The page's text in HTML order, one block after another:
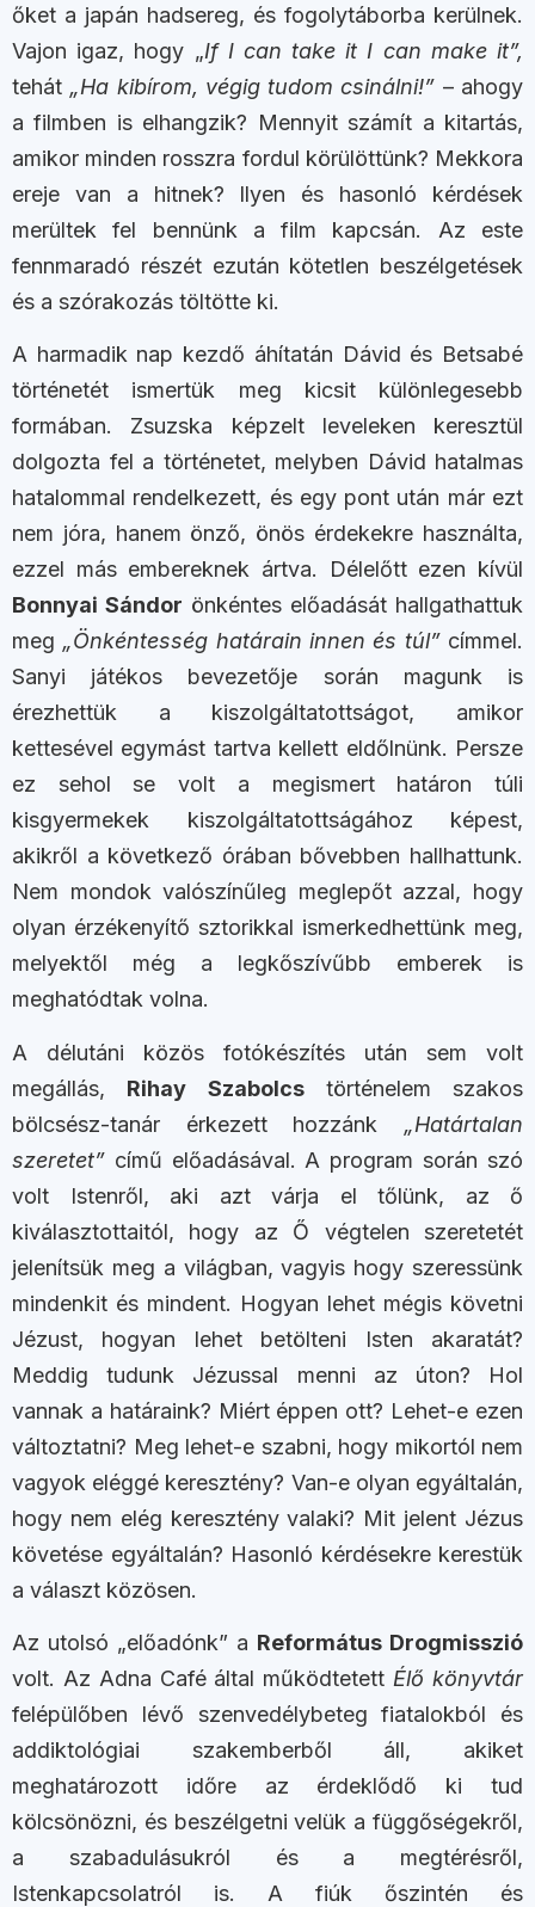
őket a japán hadsereg, és fogolytáborba kerülnek.
Vajon igaz, hogy „If I can take it I can make it”,
tehát „Ha kibírom, végig tudom csinálni!” – ahogy
a filmben is elhangzik? Mennyit számít a kitartás,
amikor minden rosszra fordul körülöttünk? Mekkora
ereje van a hitnek? Ilyen és hasonló kérdések
merültek fel bennünk a film kapcsán. Az este
fennmaradó részét ezután kötetlen beszélgetések
és a szórakozás töltötte ki.
A harmadik nap kezdő áhítatán Dávid és Betsabé
történetét ismertük meg kicsit különlegesebb
formában. Zsuzska képzelt leveleken keresztül
dolgozta fel a történetet, melyben Dávid hatalmas
hatalommal rendelkezett, és egy pont után már ezt
nem jóra, hanem önző, önös érdekekre használta,
ezzel más embereknek ártva. Délelőtt ezen kívül
Bonnyai Sándor önkéntes előadását hallgathattuk
meg „Önkéntesség határain innen és túl”címmel.
Sanyi játékos bevezetője során magunk is
érezhettük a kiszolgáltatottságot, amikor
kettesével egymást tartva kellett eldőlnünk. Persze
ez sehol se volt a megismert határon túli
kisgyermekek kiszolgáltatottságához képest,
akikről a következő órában bővebben hallhattunk.
Nem mondok valószínűleg meglepőt azzal, hogy
olyan érzékenyítő sztorikkal ismerkedhettünk meg,
melyektől még a legkőszívűbb emberek is
meghatódtak volna.
A délutáni közös fotókészítés után sem volt
megállás, Rihay Szabolcstörténelem szakos
bölcsész-tanár érkezett hozzánk „Határtalan
szeretet” című előadásával. A program során szó
volt Istenről, aki azt várja el tőlünk, az ő
kiválasztottaitól, hogy az Ő végtelen szeretetét
jelenítsük meg a világban, vagyis hogy szeressünk
mindenkit és mindent. Hogyan lehet mégis követni
Jézust, hogyan lehet betölteni Isten akaratát?
Meddig tudunk Jézussal menni az úton? Hol
vannak a határaink? Miért éppen ott? Lehet-e ezen
változtatni? Meg lehet-e szabni, hogy mikortól nem
vagyok eléggé keresztény? Van-e olyan egyáltalán,
hogy nem elég keresztény valaki? Mit jelent Jézus
követése egyáltalán? Hasonló kérdésekre kerestük
a választ közösen.
Az utolsó „előadónk” a Református Drogmisszió
volt. Az Adna Café által működtetett Élő könyvtár
felépülőben lévő szenvedélybeteg fiatalokból és
addiktológiai szakemberből áll, akiket
meghatározott időre az érdeklődő ki tud
kölcsönözni, és beszélgetni velük a függőségekről,
a szabadulásukról és a megtérésről,
Istenkapcsolatról is. A fiúk őszintén és